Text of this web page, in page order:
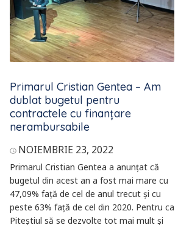
Primarul Cristian Gentea – Am
dublat bugetul pentru
contractele cu finanțare
nerambursabile
NOIEMBRIE 23, 2022
Primarul Cristian Gentea a anunțat că
bugetul din acest an a fost mai mare cu
47,09% față de cel de anul trecut și cu
peste 63% față de cel din 2020. Pentru ca
Piteștiul să se dezvolte tot mai mult și